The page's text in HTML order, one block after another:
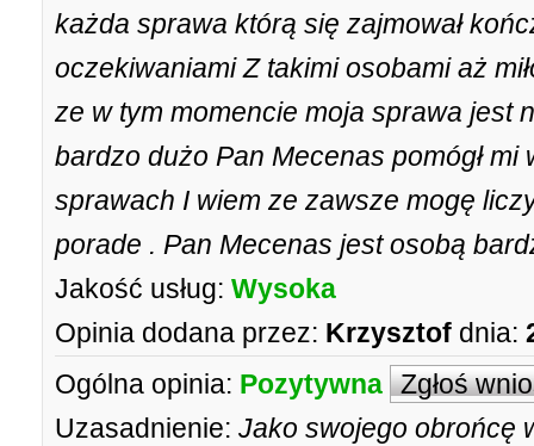
każda sprawa którą się zajmował
oczekiwaniami Z takimi osobami aż
ze w tym momencie moja sprawa jest
bardzo dużo Pan Mecenas pomógł
sprawach I wiem ze zawsze mogę
porade . Pan Mecenas jest osobą
Jakość usług: Wysoka
Opinia dodana przez: Krzysztof dnia:
Ogólna opinia: Pozytywna Zgłoś
Uzasadnienie: Jako swojego obrońcę